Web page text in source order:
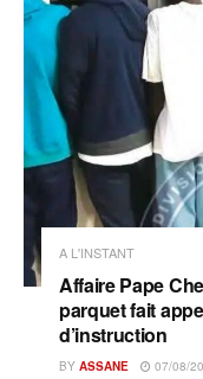
A L'INSTANT
Affaire Pape
parquet fait
d’instruction
BY ASSANE 07/08/